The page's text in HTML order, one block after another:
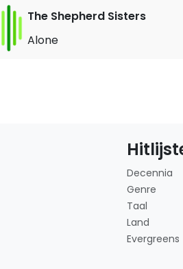
The Shepherd Sisters
Alone
Decennia
Genre
Taal
Land
Evergreens